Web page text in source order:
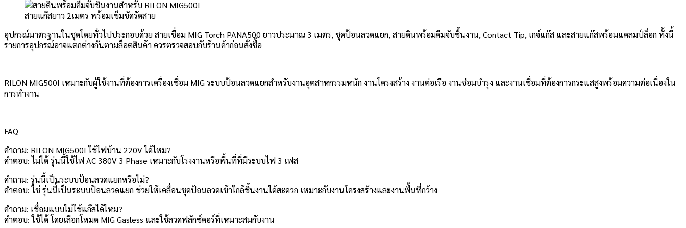
สายแก๊สยาว 2เมตร พร้อมเข็มขัดรัดสาย
อุปกรณ์มาตรฐานในชุดโดยทั่วไปประกอบด้วย สายเชื่อม MIG Torch PANA500 ยาวประมาณ 3 เมตร, ชุดป้อนลวดแยก, สายดินพร้อมคีมจับชิ้นงาน, Contact Tip, เกจ์แก๊ส และสายแก๊สพร้อมแคลมป์ล็อก ทั้งนี้
รายการอุปกรณ์อาจแตกต่างกันตามล็อตสินค้า ควรตรวจสอบกับร้านค้าก่อนสั่งซื้อ
RILON MIG500I เหมาะกับผู้ใช้งานที่ต้องการเครื่องเชื่อม MIG ระบบป้อนลวดแยกสำหรับงานอุตสาหกรรมหนัก งานโครงสร้าง งานต่อเรือ งานซ่อมบำรุง และงานเชื่อมที่ต้องการกระแสสูงพร้อมความต่อเนื่องใน
การทำงาน
FAQ
คำถาม: RILON MIG500I ใช้ไฟบ้าน 220V ได้ไหม?
คำตอบ: ไม่ได้ รุ่นนี้ใช้ไฟ AC 380V 3 Phase เหมาะกับโรงงานหรือพื้นที่ที่มีระบบไฟ 3 เฟส
คำถาม: รุ่นนี้เป็นระบบป้อนลวดแยกหรือไม่?
คำตอบ: ใช่ รุ่นนี้เป็นระบบป้อนลวดแยก ช่วยให้เคลื่อนชุดป้อนลวดเข้าใกล้ชิ้นงานได้สะดวก เหมาะกับงานโครงสร้างและงานพื้นที่กว้าง
คำถาม: เชื่อมแบบไม่ใช้แก๊สได้ไหม?
คำตอบ: ใช้ได้ โดยเลือกโหมด MIG Gasless และใช้ลวดฟลักซ์คอร์ที่เหมาะสมกับงาน